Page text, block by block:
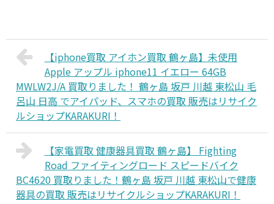
【iphone買取 アイホン買取 鶴ヶ島】未使用
Apple アップル iphone11 イエロー 64GB
MWLW2J/A 買取りました！ 鶴ヶ島 坂戸 川越 東松山 毛
呂山 日高 でアイパッド、スマホの買取 販売はリサイク
ルショップKARAKURI！
【家電買取 健康器具買取 鶴ヶ島】 Fighting
Road ファイティングロード スピードバイク
BC4620 買取りました！鶴ヶ島 坂戸 川越 東松山で健康
器具の買取 販売はリサイクルショップKARAKURI！